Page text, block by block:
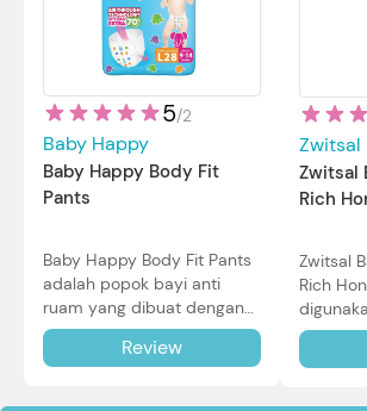
5/2
Baby Happy
Baby Happy Body Fit
Pants
Baby Happy Body Fit Pants
adalah popok bayi anti
ruam yang dibuat dengan
teknologi Air Through
Technology.Review
Zwitsal
Zwitsal
Rich
Zwitsal
Rich
baru
sensitif